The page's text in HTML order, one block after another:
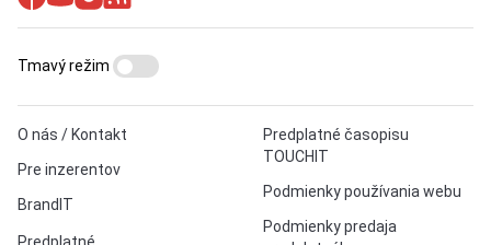
O nás / Kontakt
Pre inzerentov
BrandIT
Predplatné časopisu
TOUCHIT
Podmienky používania webu
Podmienky predaja
Tmavý režim